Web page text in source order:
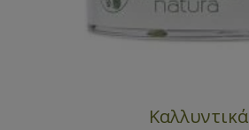
Καλλυντικά